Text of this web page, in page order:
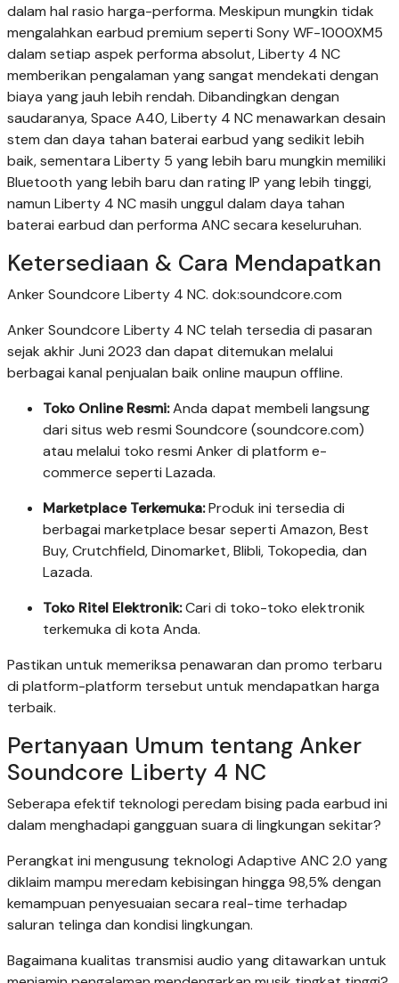
dalam hal rasio harga-performa. Meskipun mungkin tidak
mengalahkan earbud premium seperti Sony WF-1000XM5
dalam setiap aspek performa absolut, Liberty 4 NC
memberikan pengalaman yang sangat mendekati dengan
biaya yang jauh lebih rendah. Dibandingkan dengan
saudaranya, Space A40, Liberty 4 NC menawarkan desain
stem dan daya tahan baterai earbud yang sedikit lebih
baik, sementara Liberty 5 yang lebih baru mungkin memiliki
Bluetooth yang lebih baru dan rating IP yang lebih tinggi,
namun Liberty 4 NC masih unggul dalam daya tahan
baterai earbud dan performa ANC secara keseluruhan.
Ketersediaan & Cara Mendapatkan
Anker Soundcore Liberty 4 NC. dok:soundcore.com
Anker Soundcore Liberty 4 NC telah tersedia di pasaran
sejak akhir Juni 2023 dan dapat ditemukan melalui
berbagai kanal penjualan baik online maupun offline.
Toko Online Resmi:Anda dapat membeli langsung
dari situs web resmi Soundcore (soundcore.com)
atau melalui toko resmi Anker di platform e-
commerce seperti Lazada.
Marketplace Terkemuka:Produk ini tersedia di
berbagai marketplace besar seperti Amazon, Best
Buy, Crutchfield, Dinomarket, Blibli, Tokopedia, dan
Lazada.
Toko Ritel Elektronik:Cari di toko-toko elektronik
terkemuka di kota Anda.
Pastikan untuk memeriksa penawaran dan promo terbaru
di platform-platform tersebut untuk mendapatkan harga
terbaik.
Pertanyaan Umum tentang Anker
Soundcore Liberty 4 NC
Seberapa efektif teknologi peredam bising pada earbud ini
dalam menghadapi gangguan suara di lingkungan sekitar?
Perangkat ini mengusung teknologi Adaptive ANC 2.0 yang
diklaim mampu meredam kebisingan hingga 98,5% dengan
kemampuan penyesuaian secara real-time terhadap
saluran telinga dan kondisi lingkungan.
Bagaimana kualitas transmisi audio yang ditawarkan untuk